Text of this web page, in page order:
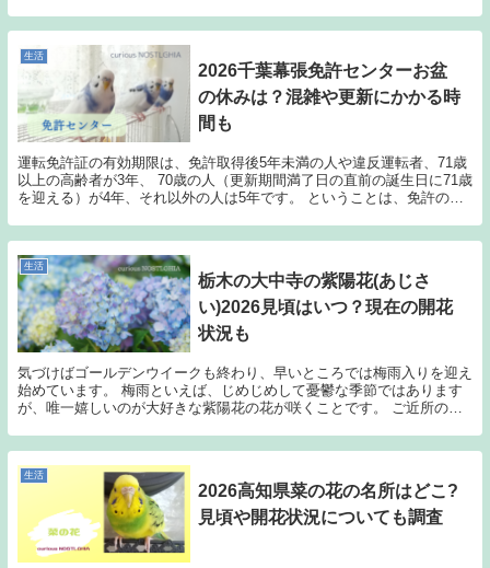
生活
2026千葉幕張免許センターお盆
の休みは？混雑や更新にかかる時
間も
運転免許証の有効期限は、免許取得後5年未満の人や違反運転者、71歳
以上の高齢者が3年、 70歳の人（更新期間満了日の直前の誕生日に71歳
を迎える）が4年、それ以外の人は5年です。 ということは、免許の更
生活
栃木の大中寺の紫陽花(あじさ
い)2026見頃はいつ？現在の開花
状況も
気づけばゴールデンウイークも終わり、早いところでは梅雨入りを迎え
始めています。 梅雨といえば、じめじめして憂鬱な季節ではあります
が、唯一嬉しいのが大好きな紫陽花の花が咲くことです。 ご近所の庭
生活
2026高知県菜の花の名所はどこ?
見頃や開花状況についても調査